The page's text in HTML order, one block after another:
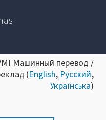
Машинный перевод /
(English, Русский,
Українська)